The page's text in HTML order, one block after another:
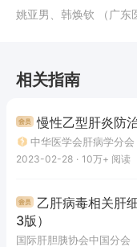
姚亚男、韩焕钦 （广东
相关指南
慢性乙型肝炎防
中华医学会肝病学分会
2023-02-28 · 10万+ 阅读
乙肝病毒相关肝
3版）
国际肝胆胰协会中国分会